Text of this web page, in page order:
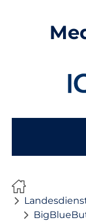
Beratung